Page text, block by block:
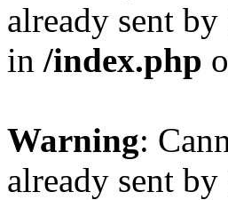
already sent
in /index.php
Warning:
already sent